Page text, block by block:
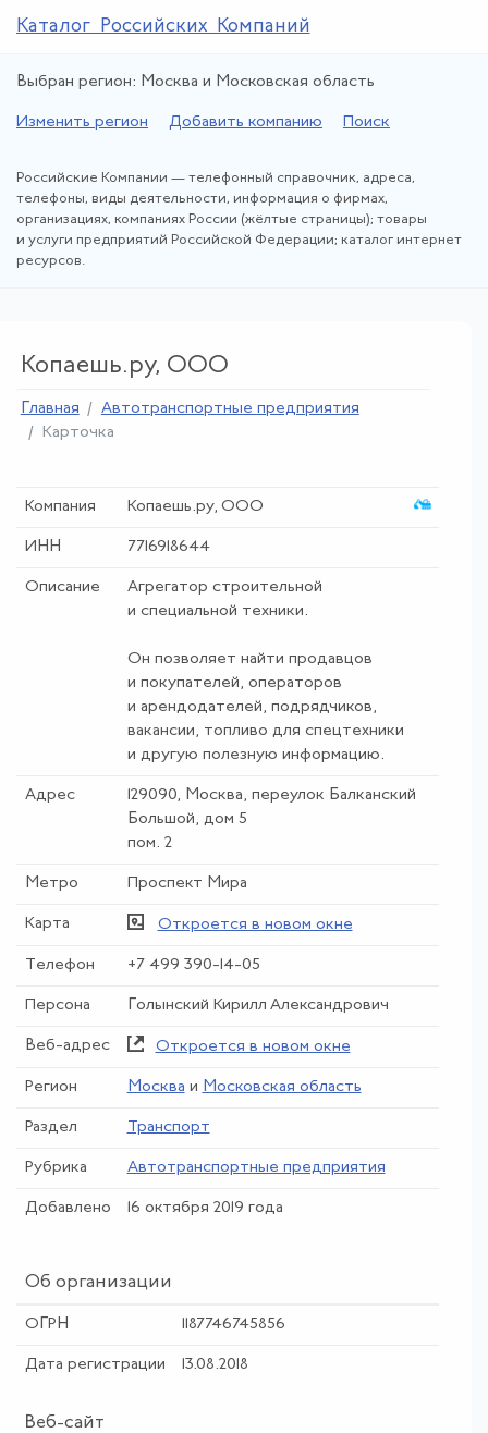
Каталог Российских Компаний
Выбран регион: Москва и Московская область
Изменить регион Добавить компанию Поиск
Российские Компании — телефонный справочник, адреса,
телефоны, виды деятельности, информация о фирмах,
организациях, компаниях России (жёлтые страницы); товары
и услуги предприятий Российской Федерации; каталог интернет
ресурсов.
Копаешь.ру, ООО
Главная
Автотранспортные предприятия
Карточка
Компания Копаешь.ру, ООО
ИНН 7716918644
Описание
Агрегатор строительной
и специальной техники.
Он позволяет найти продавцов
и покупателей, операторов
и арендодателей, подрядчиков,
вакансии, топливо для спецтехники
и другую полезную информацию.
Адрес
129090, Москва, переулок Балканский
Большой, дом 5
пом. 2
Метро Проспект Мира
Карта Откроется в новом окне
Телефон +7 499 390-14-05
Персона Голынский Кирилл Александрович
Веб-адрес Откроется в новом окне
Регион Москва и Московская область
Раздел Транспорт
Рубрика Автотранспортные предприятия
Добавлено 16 октября 2019 года
Об организации
ОГРН 1187746745856
Дата регистрации 13.08.2018
Веб-сайт